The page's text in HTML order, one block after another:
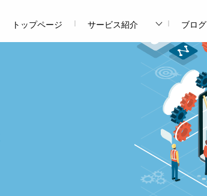
トップページ サービス紹介 ブログ